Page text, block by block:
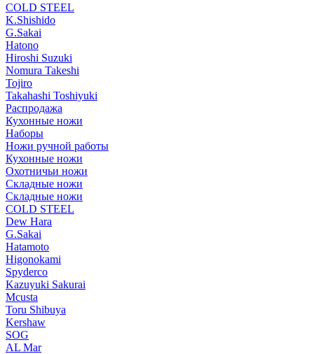
COLD STEEL
K.Shishido
G.Sakai
Hatono
Hiroshi Suzuki
Nomura Takeshi
Tojiro
Takahashi Toshiyuki
Распродажа
Кухонные ножи
Наборы
Ножи ручной работы
Кухонные ножи
Охотничьи ножи
Складные ножи
Складные ножи
COLD STEEL
Dew Hara
G.Sakai
Hatamoto
Higonokami
Spyderco
Kazuyuki Sakurai
Mcusta
Toru Shibuya
Kershaw
SOG
AL Mar